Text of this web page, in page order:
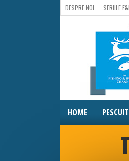
DESPRE NOI SERIILE
HOME PESCUIT